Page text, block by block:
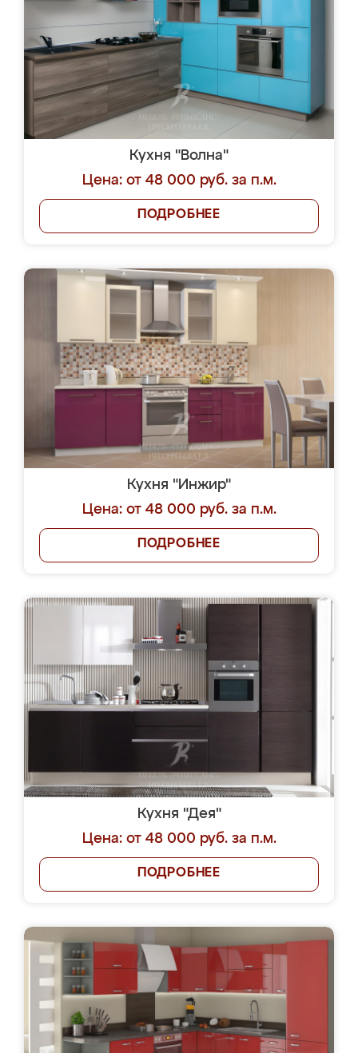
Кухня "Волна"
Цена: от 48 000 руб. за п.м.
ПОДРОБНЕЕ
Кухня "Инжир"
Цена: от 48 000 руб. за п.м.
ПОДРОБНЕЕ
Кухня "Дея"
Цена: от 48 000 руб. за п.м.
ПОДРОБНЕЕ